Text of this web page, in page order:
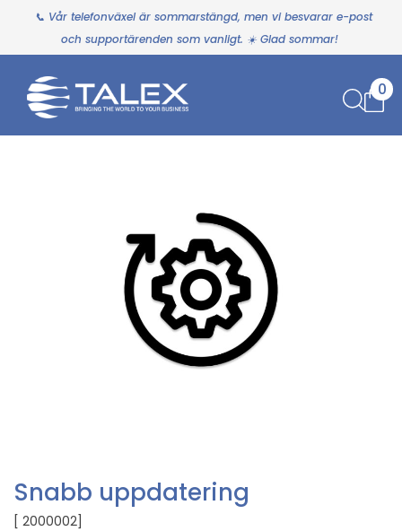
📞 Vår telefonväxel är sommarstängd, men vi besvarar e-post
och supportärenden som vanligt. ☀️ Glad sommar!
0
Snabb uppdatering
[ 2000002]